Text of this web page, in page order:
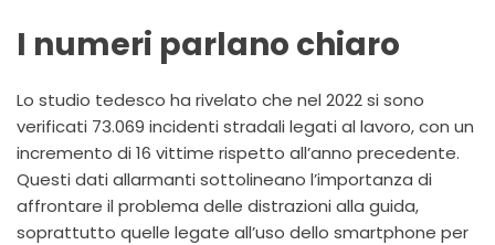
I numeri parlano chiaro
Lo studio tedesco ha rivelato che nel 2022 si sono
verificati 73.069 incidenti stradali legati al lavoro, con un
incremento di 16 vittime rispetto all’anno precedente.
Questi dati allarmanti sottolineano l’importanza di
affrontare il problema delle distrazioni alla guida,
soprattutto quelle legate all’uso dello smartphone per